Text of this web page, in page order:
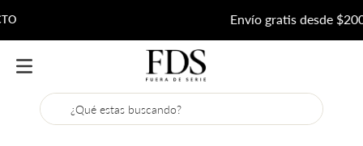
Envío gratis desde $200.000
¿Qué estas buscando?